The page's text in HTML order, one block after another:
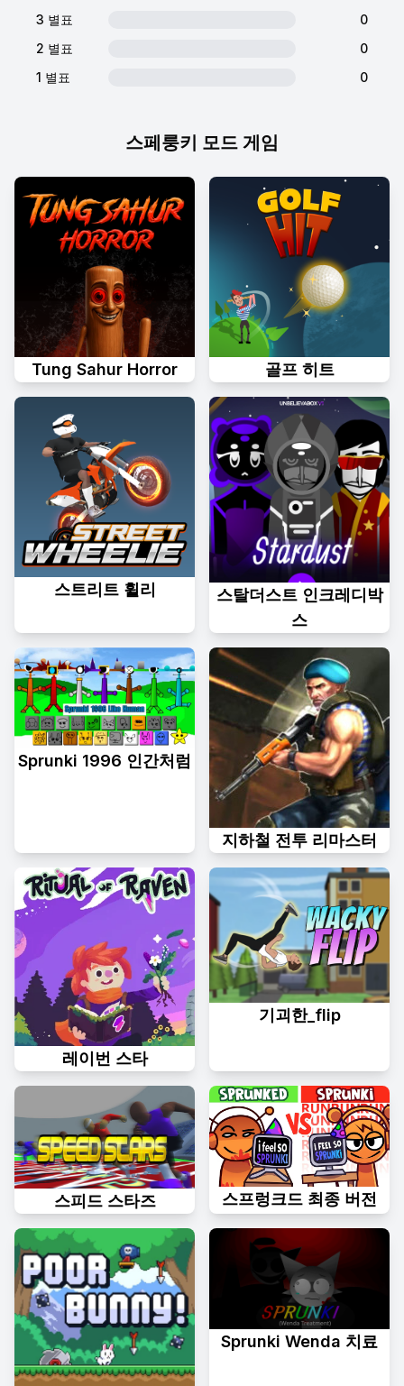
스페룽키 모드 게임
Tung Sahur Horror 골프 히트
스트리트 휠리
스탈더스트 인크레디박
스
Sprunki 1996 인간처럼
지하철 전투 리마스터
레이번 스타
기괴한_flip
스피드 스타즈 스프렁크드 최종 버전
Sprunki Wenda 치료
3 별표
0
2 별표
0
1 별표
0